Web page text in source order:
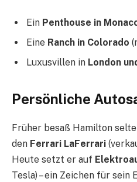
Ein Penthouse in
Eine Ranch in Colorado
Luxusvillen in London
Persönliche
Früher besaß Hamilton
den Ferrari LaFerrari
Heute setzt er auf
Tesla) – ein Zeichen für sein